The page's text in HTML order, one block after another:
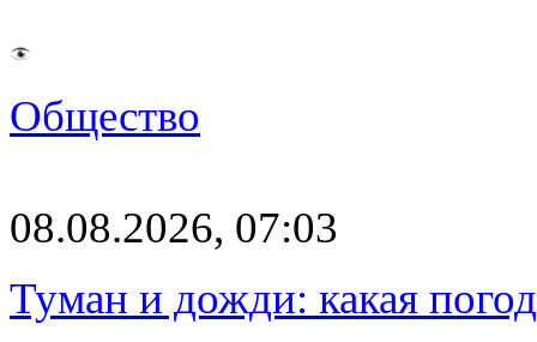
Общество
08.08.2026, 07:03
Туман и дожди: какая